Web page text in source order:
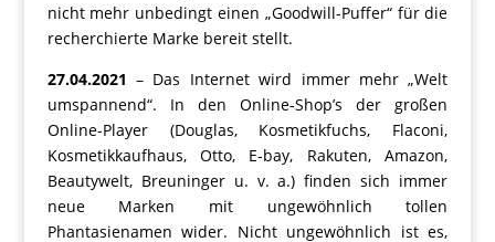
nicht mehr unbedingt einen „Goodwill-Puffer“ für die
recherchierte Marke bereit stellt.
27.04.2021 – Das Internet wird immer mehr „Welt
umspannend“. In den Online-Shop’s der großen
Online-Player (Douglas, Kosmetikfuchs, Flaconi,
Kosmetikkaufhaus, Otto, E-bay, Rakuten, Amazon,
Beautywelt, Breuninger u. v. a.) finden sich immer
neue Marken mit ungewöhnlich tollen
Phantasienamen wider. Nicht ungewöhnlich ist es,